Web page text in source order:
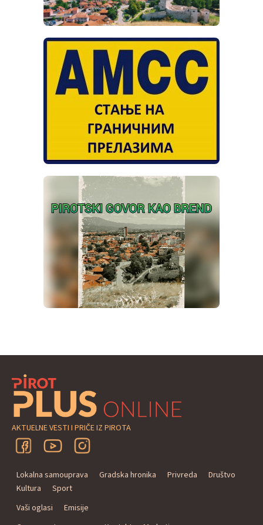
AKTUELNE VESTI I PRIČE IZ PIROTA
Lokalna samouprava Gradska hronika Privreda
Društvo
Kultura
Sport
Vaši oglasi
Emisije